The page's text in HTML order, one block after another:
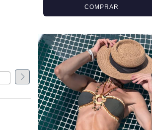
COMPRAR